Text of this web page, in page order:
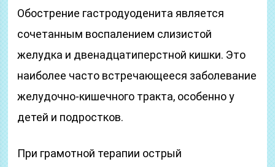
Обострение гастродуоденита является
сочетанным воспалением слизистой
желудка и двенадцатиперстной кишки. Это
наиболее часто встречающееся заболевание
желудочно-кишечного тракта, особенно у
детей и подростков.
При грамотной терапии острый